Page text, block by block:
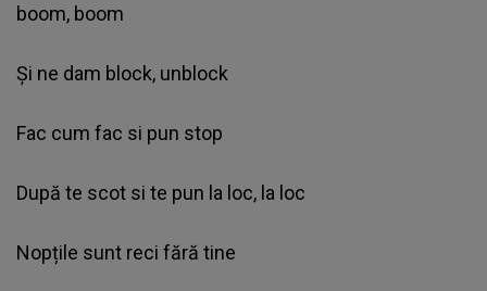
boom, boom
Și ne dam block, unblock
Fac cum fac si pun stop
După te scot si te pun la loc, la loc
Nopțile sunt reci fără tine